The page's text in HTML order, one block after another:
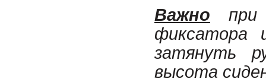
Важно при
фиксатора
затянуть
высота